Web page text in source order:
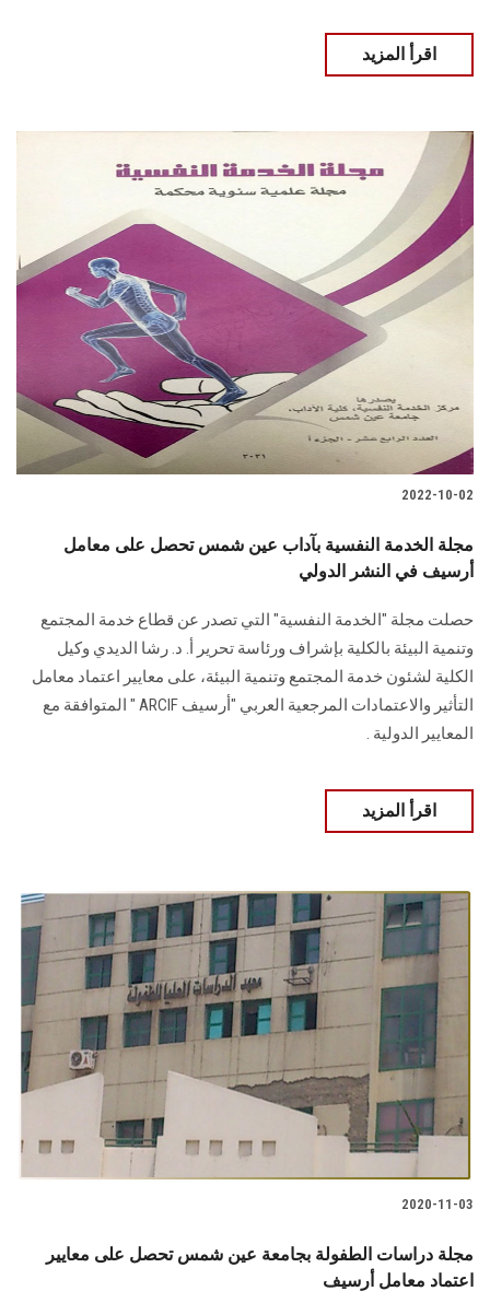
اقرأ المزيد
2022-10-02
مجلة الخدمة النفسية بآداب عين شمس تحصل على معامل
أرسيف في النشر الدولي
حصلت مجلة "الخدمة النفسية" التي تصدر عن قطاع خدمة المجتمع
وتنمية البيئة بالكلية بإشراف ورئاسة تحرير أ. د. رشا الديدي وكيل
الكلية لشئون خدمة المجتمع وتنمية البيئة، على معايير اعتماد معامل
التأثير والاعتمادات المرجعية العربي "أرسيف ARCIF " المتوافقة مع
المعايير الدولية .
اقرأ المزيد
2020-11-03
مجلة دراسات الطفولة بجامعة عين شمس تحصل على معايير
اعتماد معامل أرسيف